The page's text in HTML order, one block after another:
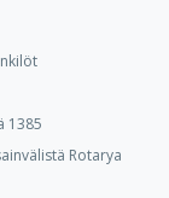
1385
Rotarya